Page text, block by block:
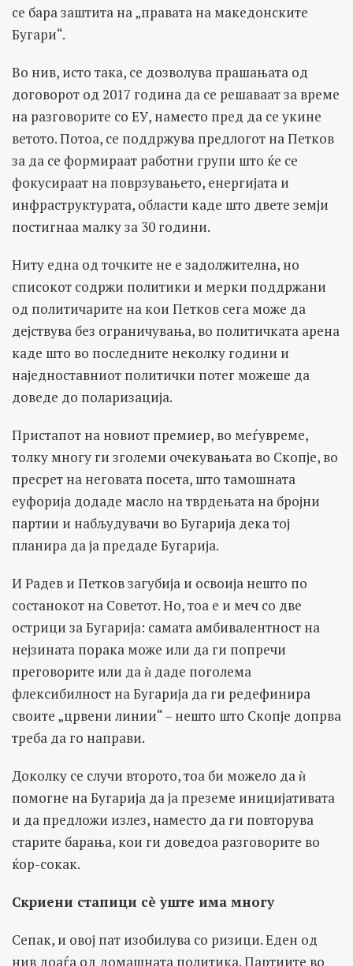
се бара заштита на „правата на македонските
Бугари“.
Во нив, исто така, се дозволува прашањата од
договорот од 2017 година да се решаваат за време
на разговорите со ЕУ, наместо пред да се укине
ветото. Потоа, се поддржува предлогот на Петков
за да се формираат работни групи што ќе се
фокусираат на поврзувањето, енергијата и
инфраструктурата, области каде што двете земји
постигнаа малку за 30 години.
Ниту една од точките не е задолжителна, но
списокот содржи политики и мерки поддржани
од политичарите на кои Петков сега може да
дејствува без ограничувања, во политичката арена
каде што во последните неколку години и
наједноставниот политички потег можеше да
доведе до поларизација.
Пристапот на новиот премиер, во меѓувреме,
толку многу ги зголеми очекувањата во Скопје, во
пресрет на неговата посета, што тамошната
еуфорија додаде масло на тврдењата на бројни
партии и набљудувачи во Бугарија дека тој
планира да ја предаде Бугарија.
И Радев и Петков загубија и освоија нешто по
состанокот на Советот. Но, тоа е и меч со две
острици за Бугарија: самата амбивалентност на
нејзината порака може или да ги попречи
преговорите или да ѝ даде поголема
флексибилност на Бугарија да ги редефинира
своите „црвени линии“ – нешто што Скопје допрва
треба да го направи.
Доколку се случи второто, тоа би можело да ѝ
помогне на Бугарија да ја преземе иницијативата
и да предложи излез, наместо да ги повторува
старите барања, кои ги доведоа разговорите во
ќор-сокак.
Скриени стапици сè уште има многу
Сепак, и овој пат изобилува со ризици. Еден од
нив доаѓа од домашната политика. Партиите во